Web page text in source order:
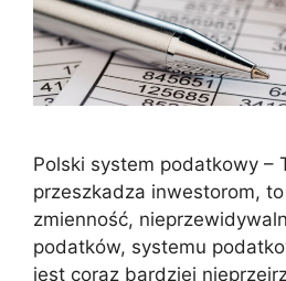
Polski system podatkowy –
przeszkadza inwestorom, to
zmienność,
podatków, systemu
jest coraz bardziej